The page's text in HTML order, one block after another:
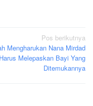
Pos berikutnya
Mengharukan Nana Mirdad
Harus Melepaskan Bayi Yang
Ditemukannya